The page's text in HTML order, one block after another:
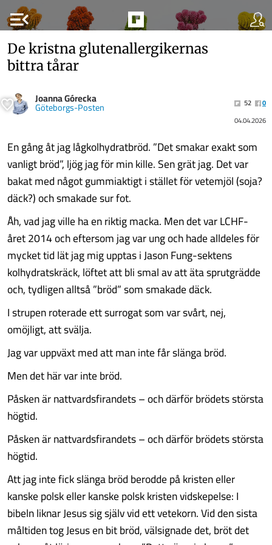
menu_open
De kristna glutenallergikernas
bittra tårar
Joanna Górecka
Göteborgs-Posten 52
0
04.04.2026
En gång åt jag lågkolhydratbröd. ”Det smakar exakt som
vanligt bröd”, ljög jag för min kille. Sen grät jag. Det var
bakat med något gummiaktigt i stället för vetemjöl (soja?
däck?) och smakade sur fot.
Åh, vad jag ville ha en riktig macka. Men det var LCHF-
året 2014 och eftersom jag var ung och hade alldeles för
mycket tid lät jag mig upptas i Jason Fung-sektens
kolhydratskräck, löftet att bli smal av att äta sprutgrädde
och, tydligen alltså ”bröd” som smakade däck.
I strupen roterade ett surrogat som var svårt, nej,
omöjligt, att svälja.
Jag var uppväxt med att man inte får slänga bröd.
Men det här var inte bröd.
Påsken är nattvardsfirandets – och därför brödets största
högtid.
Påsken är nattvardsfirandets – och därför brödets största
högtid.
Att jag inte fick slänga bröd berodde på kristen eller
kanske polsk eller kanske polsk kristen vidskepelse: I
bibeln liknar Jesus sig själv vid ett vetekorn. Vid den sista
måltiden tog Jesus en bit bröd, välsignade det, bröt det